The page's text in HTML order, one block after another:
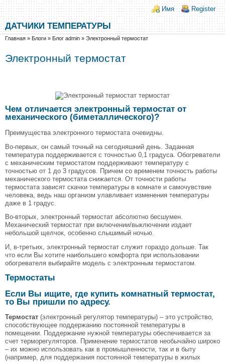
Перейти к основному содержанию
Skip to search
Login links
Имя Register
ДАТЧИКИ ТЕМПЕРАТУРЫ
Вы здесь
Главная » Блоги » Блог admin » Электронный термостат
Электронный термостат
Чем отличается электронный термостат от
механического (биметаллического)?
Преимущества электронного термостата очевидны.
Во-первых, он самый точный на сегодняшний день. Заданная
температура поддерживается с точностью 0,1 градуса. Обогреватели
с механическим термостатом поддерживают температуру с
точностью от 1 до 3 градусов. Причем со временем точность работы
механического термостата снижается. От точности работы
термостата зависят скачки температуры в комнате и самочувствие
человека, ведь наш организм улавливает изменения температуры
даже в 1 градус.
Во-вторых, электронный термостат абсолютно бесшумен.
Механический термостат при включении/выключении издает
небольшой щелчок, особенно слышимый ночью.
И, в-третьих, электронный термостат служит гораздо дольше. Так
что если Вы хотите наибольшего комфорта при использовании
обогревателя выбирайте модель с электронным термостатом.
Термостаты
Если Вы ищите, где купить комнатный термостат,
то Вы пришли по адресу.
Термостат (электронный регулятор температуры) – это устройство,
способствующее поддержанию постоянной температуры в
помещении. Поддержание нужной температуры обеспечивается за
счет терморегуляторов. Применение термостатов необычайно широко
– их можно использовать как в промышленности, так и в быту
(например, для поддержания постоянной температуры в жилых